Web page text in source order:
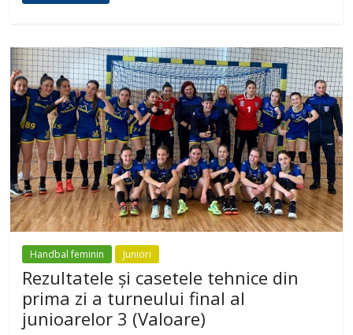
Handbal feminin Juniori
Rezultatele și casetele tehnice din
prima zi a turneului final al
junioarelor 3 (Valoare)